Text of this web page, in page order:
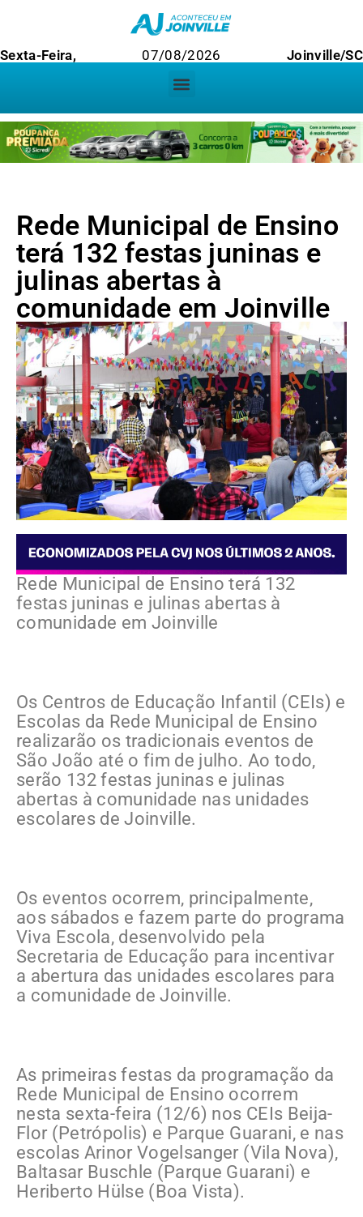
Sexta-Feira, 07/08/2026 Joinville/SC
Rede Municipal de Ensino
terá 132 festas juninas e
julinas abertas à
comunidade em Joinville
Rede Municipal de Ensino terá 132
festas juninas e julinas abertas à
comunidade em Joinville
Os Centros de Educação Infantil (CEIs) e
Escolas da Rede Municipal de Ensino
realizarão os tradicionais eventos de
São João até o fim de julho. Ao todo,
serão 132 festas juninas e julinas
abertas à comunidade nas unidades
escolares de Joinville.
Os eventos ocorrem, principalmente,
aos sábados e fazem parte do programa
Viva Escola, desenvolvido pela
Secretaria de Educação para incentivar
a abertura das unidades escolares para
a comunidade de Joinville.
As primeiras festas da programação da
Rede Municipal de Ensino ocorrem
nesta sexta-feira (12/6) nos CEIs Beija-
Flor (Petrópolis) e Parque Guarani, e nas
escolas Arinor Vogelsanger (Vila Nova),
Baltasar Buschle (Parque Guarani) e
Heriberto Hülse (Boa Vista).